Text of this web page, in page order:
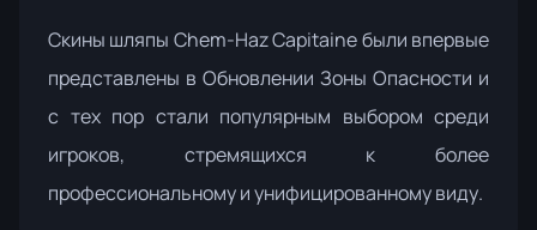
Скины шляпы Chem-Haz Capitaine были впервые
представлены в Обновлении Зоны Опасности и
с тех пор стали популярным выбором среди
игроков, стремящихся к более
профессиональному и унифицированному виду.